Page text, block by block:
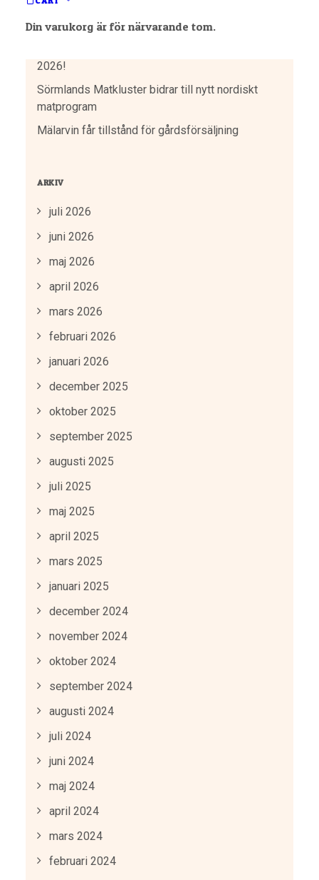
Din varukorg är för närvarande tom.
Järna Bageri fyller 10 år!
2026!
Sörmlands Matkluster bidrar till nytt nordiskt
matprogram
Mälarvin får tillstånd för gårdsförsäljning
ARKIV
juli 2026
juni 2026
maj 2026
april 2026
mars 2026
februari 2026
januari 2026
december 2025
oktober 2025
september 2025
augusti 2025
juli 2025
maj 2025
april 2025
mars 2025
januari 2025
december 2024
november 2024
oktober 2024
september 2024
augusti 2024
juli 2024
juni 2024
maj 2024
april 2024
mars 2024
februari 2024